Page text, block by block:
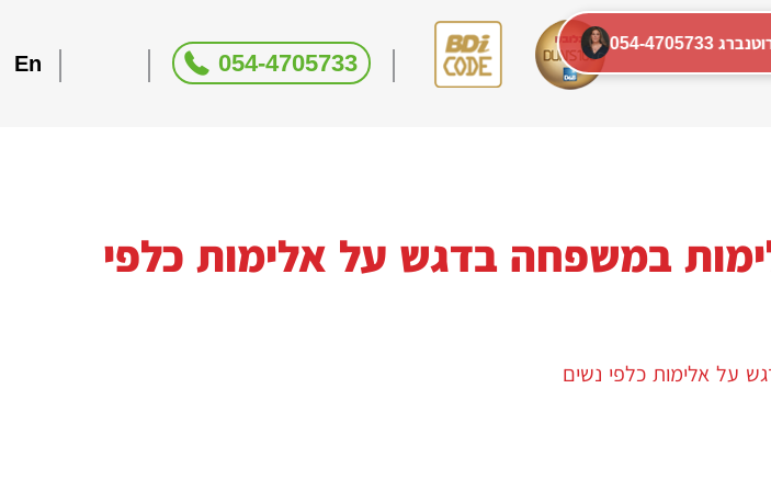
054-4705733
En
במשפחה בדגש על אלימות כלפי
על אלימות כלפי נשים
רוטנברג